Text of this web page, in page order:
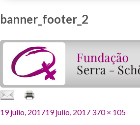
banner_footer_2
Publicado
19 julio, 201719 julio, 2017 Tamaño
370 × 105